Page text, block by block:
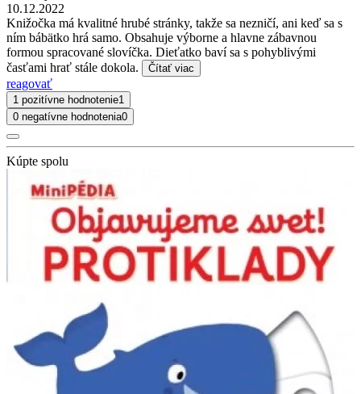
10.12.2022
Knižočka má kvalitné hrubé stránky, takže sa nezničí, ani keď sa s
ním bábätko hrá samo. Obsahuje výborne a hlavne zábavnou
formou spracované slovíčka. Dieťatko baví sa s pohyblivými
časťami hrať stále dokola.
Čítať viac
reagovať
1 pozitívne hodnotenie1
0 negatívne hodnotenia0
Kúpte spolu